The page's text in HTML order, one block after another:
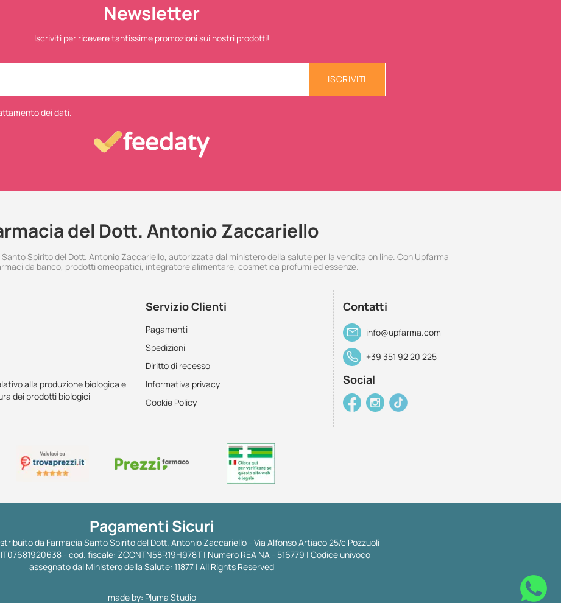
Newsletter
Iscriviti per ricevere tantissime promozioni sui nostri prodotti!
ISCRIVITI
dei dati.
del Dott. Antonio Zaccariello
Spirito del Dott. Antonio Zaccariello, autorizzata dal ministero della salute per la vendita on line. Con Upfarma
da banco, prodotti omeopatici, integratore alimentare, cosmetica profumi ed essenze.
alla produzione biologica e
dei prodotti biologici
Servizio Clienti
Pagamenti
Spedizioni
Diritto di recesso
Informativa privacy
Cookie Policy
Contatti
info@upfarma.com
+39 351 92 20 225
Social
Pagamenti Sicuri
da Farmacia Santo Spirito del Dott. Antonio Zaccariello - Via Alfonso Artiaco 25/c Pozzuoli
- cod. fiscale: ZCCNTN58R19H978T | Numero REA NA - 516779 | Codice univoco
assegnato dal Ministero della Salute: 11877 | All Rights Reserved
made by: Pluma Studio